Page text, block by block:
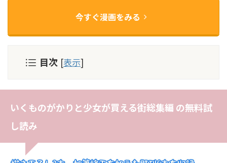
今すぐ漫画をみる
目次 [表示]
いくものがかりと少女が買える街総集編 の無料試
し読み